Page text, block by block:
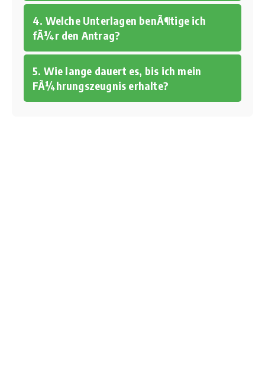
4. Welche Unterlagen benÃ¶tige ich
fÃ¼r den Antrag?
5. Wie lange dauert es, bis ich mein
FÃ¼hrungszeugnis erhalte?